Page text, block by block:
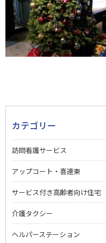
カテゴリー
訪問看護サービス
アップコート・喜連東
サービス付き高齢者向け住宅
介護タクシー
ヘルパーステーション